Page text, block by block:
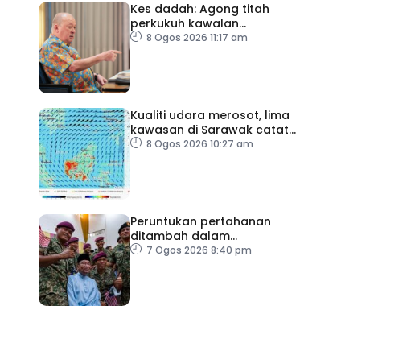
Kes dadah: Agong titah
perkukuh kawalan
lapangan terbang, pintu
8 Ogos 2026 11:17 am
Kualiti udara merosot, lima
kawasan di Sarawak catat
IPU tidak sihat
8 Ogos 2026 10:27 am
Peruntukan pertahanan
ditambah dalam
Belanjawan 2027
7 Ogos 2026 8:40 pm